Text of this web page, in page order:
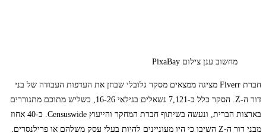
מחשוב ענן צילום PixaBay
חברת Fiverr מציגה ממצאים מסקר גלובלי שבחן את העדפות העבודה של בני
דור ה-Z. הסקר כלל כ-7,121 נשאלים בגילאי 16-26, כשליש מתוכם מתגוררים
בארצות הברית, ונעשה בשיתוף חברת המחקר והייעוץ Censuswide. כ-40 אחוז
מבני דור ה-Z השיבו כי היו מעוניינים להיות בעלי עסק משלהם או פרילנסרים.